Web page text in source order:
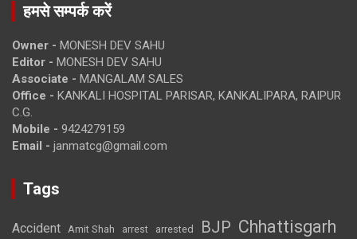
हमसे सम्पर्क करें
Owner - MONESH DEV SAHU
Editor - MONESH DEV SAHU
Associate - MANGALAM SALES
Office - KANKALI HOSPITAL PARISAR, KANKALIPARA, RAIPUR
C.G.
Mobile - 9424279159
Email - janmatcg@gmail.com
Tags
Accident Amit Shah arrest arrested BJP Chhattisgarh